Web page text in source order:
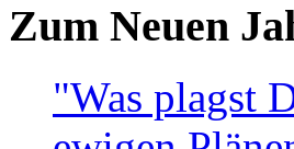
Zum Neuen
"Was plagst